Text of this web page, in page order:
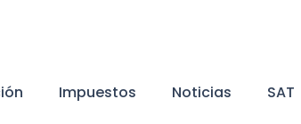
Impuestos Noticias SAT